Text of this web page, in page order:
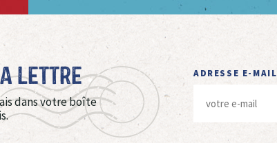
Lettre
dans votre boîte
ADRESSE E-MAIL